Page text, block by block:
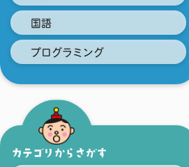
国語
プログラミング
カテゴリからさがす